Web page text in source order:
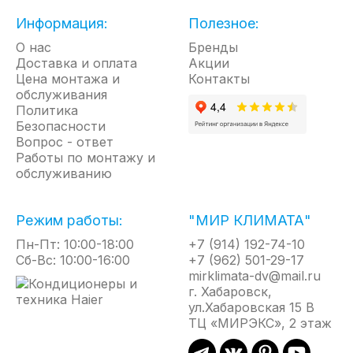
настройки скорости воздушного потока позволяет
максимально точно контролировать уровень
влажности.
Удобство использования - колеса облегчают
перемещение устройства, а продуманный
интерфейс делает управление интуитивно
понятным.
Эффективная профилактика проблем -
поддержание оптимального уровня влажности
помещений.
Комфортная атмосфера - правильный уровень
влажности положительно влияет на
самочувствие людей, особенно важен для
аллергиков и людей с дыхательными
Данная модель является надежным и
Информация:
О нас
Доставка и оплата
Цена монтажа и
обслуживания
Политика
Безопасности
Вопрос - ответ
Работы по монтажу и
обслуживанию
Полезное:
Бренды
Акции
Контакты
Режим работы:
Пн-Пт: 10:00-18:00
Сб-Вс: 10:00-16:00
"МИР КЛИМАТА"
+7 (914) 192-74-10
+7 (962) 501-29-17
mirklimata-dv@mail.ru
г. Хабаровск,
ул.Хабаровская 15 В
ТЦ «МИРЭКС», 2 этаж